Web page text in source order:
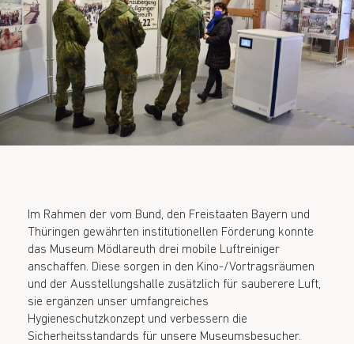
Im Rahmen der vom Bund, den Freistaaten Bayern und
Thüringen gewährten institutionellen Förderung konnte
das Museum Mödlareuth drei mobile Luftreiniger
anschaffen. Diese sorgen in den Kino-/Vortragsräumen
und der Ausstellungshalle zusätzlich für sauberere Luft,
sie ergänzen unser umfangreiches
Hygieneschutzkonzept und verbessern die
Sicherheitsstandards für unsere Museumsbesucher.